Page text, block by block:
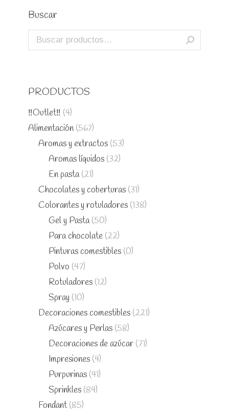
Buscar
PRODUCTOS
‼️Outlet‼️ (4)
Alimentación (567)
Aromas y extractos (53)
Aromas líquidos (32)
En pasta (21)
Chocolates y coberturas (31)
Colorantes y rotuladores (138)
Gel y Pasta (50)
Para chocolate (22)
Pinturas comestibles (0)
Polvo (47)
Rotuladores (12)
Spray (10)
Decoraciones comestibles (221)
Azúcares y Perlas (58)
Decoraciones de azúcar (71)
Impresiones (4)
Purpurinas (41)
Sprinkles (84)
Fondant (85)